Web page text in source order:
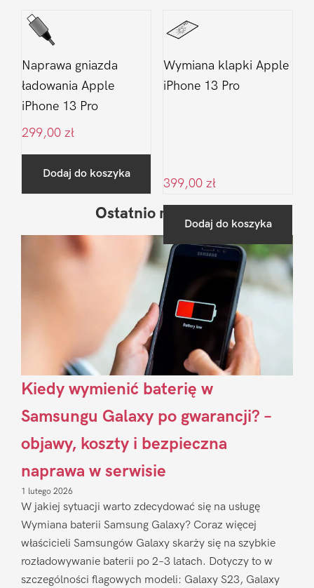
Naprawa gniazda
ładowania Apple
iPhone 13 Pro
299,00 zł
Dodaj do koszyka
Wymiana klapki Apple
iPhone 13 Pro
399,00 zł
Dodaj do koszyka
Sidebar
Ostatnio na blogu
Kiedy wymienić baterię w
Samsungu Galaxy po gwarancji? –
objawy, koszty i bezpieczna
naprawa w serwisie
1 lutego 2026
W jakiej sytuacji warto zdecydować się na usługę
Wymiana baterii Samsung Galaxy? Coraz więcej
właścicieli Samsungów Galaxy skarży się na szybkie
rozładowywanie baterii po 2–3 latach. Dotyczy to w
szczególności flagowych modeli: Galaxy S23, Galaxy